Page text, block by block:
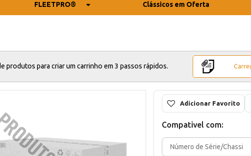
FLEETPRO® Clássicos em Oferta
produtos para criar um carrinho em 3 passos rápidos.
Adicionar Favorito
Compativel com: